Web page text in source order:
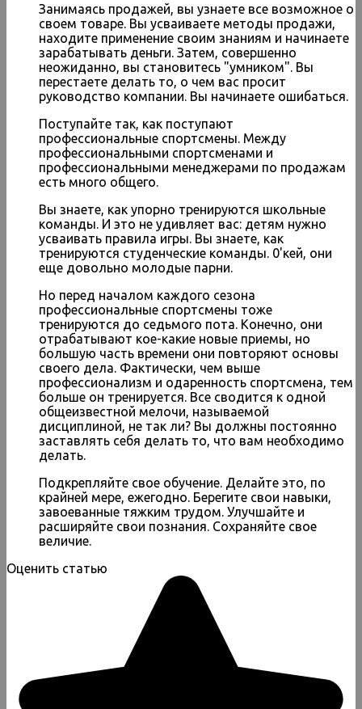
Занимаясь продажей, вы узнаете все возможное о
своем товаре. Вы усваиваете методы продажи,
находите применение своим знаниям и начинаете
зарабатывать деньги. Затем, совершенно
неожиданно, вы становитесь "умником". Вы
перестаете делать то, о чем вас просит
руководство компании. Вы начинаете ошибаться.
Поступайте так, как поступают
профессиональные спортсмены. Между
профессиональными спортсменами и
профессиональными менеджерами по продажам
есть много общего.
Вы знаете, как упорно тренируются школьные
команды. И это не удивляет вас: детям нужно
усваивать правила игры. Вы знаете, как
тренируются студенческие команды. 0'кей, они
еще довольно молодые парни.
Но перед началом каждого сезона
профессиональные спортсмены тоже
тренируются до седьмого пота. Конечно, они
отрабатывают кое-какие новые приемы, но
большую часть времени они повторяют основы
своего дела. Фактически, чем выше
профессионализм и одаренность спортсмена, тем
больше он тренируется. Все сводится к одной
общеизвестной мелочи, называемой
дисциплиной, не так ли? Вы должны постоянно
заставлять себя делать то, что вам необходимо
делать.
Подкрепляйте свое обучение. Делайте это, по
крайней мере, ежегодно. Берегите свои навыки,
завоеванные тяжким трудом. Улучшайте и
расширяйте свои познания. Сохраняйте свое
величие.
Оценить статью